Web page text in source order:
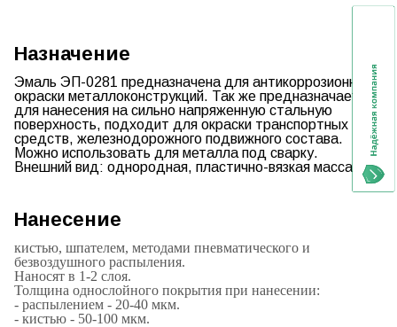
Назначение
Эмаль ЭП-0281 предназначена для антикоррозионной
окраски металлоконструкций. Так же предназначается
для нанесения на сильно напряженную стальную
поверхность, подходит для окраски транспортных
средств, железнодорожного подвижного состава.
Можно использовать для металла под сварку.
Внешний вид: однородная, пластично-вязкая масса
Нанесение
кистью, шпателем, методами пневматического и
безвоздушного распыления.
Наносят в 1-2 слоя.
Толщина однослойного покрытия при нанесении:
- распылением - 20-40 мкм.
- кистью - 50-100 мкм.